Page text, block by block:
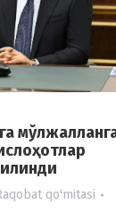
qo'mitasi